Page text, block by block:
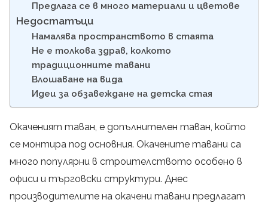
Предлага се в много материали и цветове
Недостатъци
Намалява пространството в стаята
Не е толкова здрав, колкото
традиционните тавани
Влошаване на вида
Идеи за обзавеждане на детска стая
Окаченият таван, е допълнителен таван, който
се монтира под основния. Окачените тавани са
много популярни в строителството особено в
офиси и търговски структури. Днес
производителите на окачени тавани предлагат